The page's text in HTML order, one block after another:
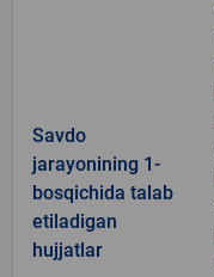
Savdo
jarayonining 1-
bosqichida talab
etiladigan
hujjatlar